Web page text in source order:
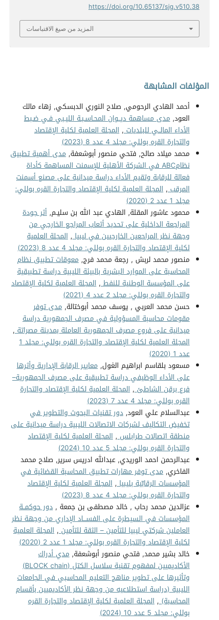
https://doi.org/10.65137/sjg.v510.38
المزيد من صيغ الاقتباسات
المؤلفات المشابهة
أحمد الهادي الرحومي, صلاح النوري الدبسكي, زهاء مالك
العود, مدى مساهمة ديــوان المحـاسـبـة الليـبي فـي ضـبط
الأداء المالــي للبلديات, المجلة العلمية لكلية الإقتصاد
والتجارة القره بوللي: مجلد 4 عدد 8 (2023)
محمد ميلاد صالح, فتحي منصور أبوشعفة, مدى أهمية تطبيق
نظامABC في الشركة الأهلية للإسمنت المساهمة كأداة
فعالة للرقابة وتقيم الأداء دراسة ميدانية على مصنع أسمنت
المرقب, المجلة العلمية لكلية الإقتصاد والتجارة القره بوللي:
مجلد 1 عدد 2 (2020)
محمود عاشور المقلة, الهادي عبد الله بن سليـم, أثر جودة
المراجعة الداخلية على تحديد أتعاب المراجع الخارجي من
وجهة نظر المراجعين الخارجيين في ليبيا, المجلة العلمية
لكلية الإقتصاد والتجارة القره بوللي: مجلد 4 عدد 8 (2023)
منصور محمد لربش , رجعة محمد فرج, معوقات تطبيق نظام
المحاسبة على الموارد البشرية بالبيئة الليبية دراسة تطبيقية
على المؤسسة الوطنية للنفط, المجلة العلمية لكلية الإقتصاد
والتجارة القره بوللي: مجلد 2 عدد 4 (2021)
حسن محمد العربي , يوسف محمد أبوختالة, مدى توفر
مقومات محاسبة المسؤولية في مصرف الجمهورية دراسة
ميدانية على فروع مصرف الجمهورية العاملة بمدينة مصراتة,
المجلة العلمية لكلية الإقتصاد والتجارة القره بوللي: مجلد 1
عدد 1 (2020)
مسعود بلقاسم ابراهيم الغول, معايير الرقابة الإدارية وأثرها
على الأداء الوظيفي دراسة تطبيقية على مصرف الجمهورية–
فرع برقن الشاطئ, المجلة العلمية لكلية الإقتصاد والتجارة
القره بوللي: مجلد 4 عدد 7 (2023)
عبدالسلام علي العود, دور تقنيات البحوث والتطوير في
تخفيض التكاليف لشركات الاتصالات الليبية دراسة ميدانية على
منطقة اتصالات طرابلس, المجلة العلمية لكلية الإقتصاد
والتجارة القره بوللي: مجلد 5 عدد 10 (2024)
عبدالرحمن احمد الوريدي, عبدالله ادريس سرير, صلاح محمد
الفاخري, مدى توفر مهارات تطبيق المحاسبة القضائية في
المؤسسات الرقابّية بليبيا, المجلة العلمية لكلية الإقتصاد
والتجارة القره بوللي: مجلد 4 عدد 8 (2023)
عزالدين محمد رحاب , خالد مصطفى بن جمعة , دور حوكمــة
المؤسسات في السيطرة على الفســـاد الإداري من وجهة نظر
العاملين شركتي ليبيا للتأمين – الثقة للتأمين, المجلة العلمية
لكلية الإقتصاد والتجارة القره بوللي: مجلد 1 عدد 2 (2020)
خالد بشير محمد, فتحي منصور أبوشعفة, مدي أدراك
الأكاديميين لمفهوم تقنية سلاسل الكتل (BLOCK chain)
وتأثيرها على تطوير مناهج التعليم المحاسبي في الجامعات
الليبية (دراسة استطلاعيه من وجهة نظر الأكاديميين بأقسام
المحاسبة), المجلة العلمية لكلية الإقتصاد والتجارة القره
بوللي: مجلد 5 عدد 10 (2024)